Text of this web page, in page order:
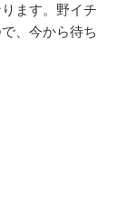
ます。野イチ
、今から待ち